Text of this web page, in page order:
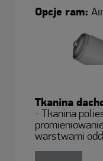
Opcje ram:
Tkanina
- Tkanina
warstwami